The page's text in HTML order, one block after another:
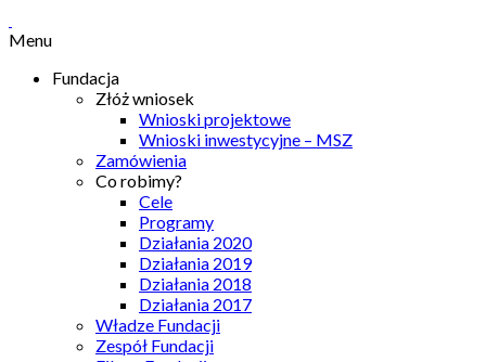
Menu
Fundacja
Złóż wniosek
Wnioski projektowe
Wnioski inwestycyjne – MSZ
Zamówienia
Co robimy?
Cele
Programy
Działania 2020
Działania 2019
Działania 2018
Działania 2017
Władze Fundacji
Zespół Fundacji